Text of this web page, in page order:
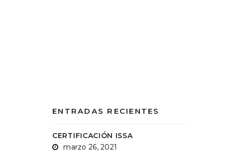
ENTRADAS RECIENTES
CERTIFICACIÓN ISSA
marzo 26, 2021